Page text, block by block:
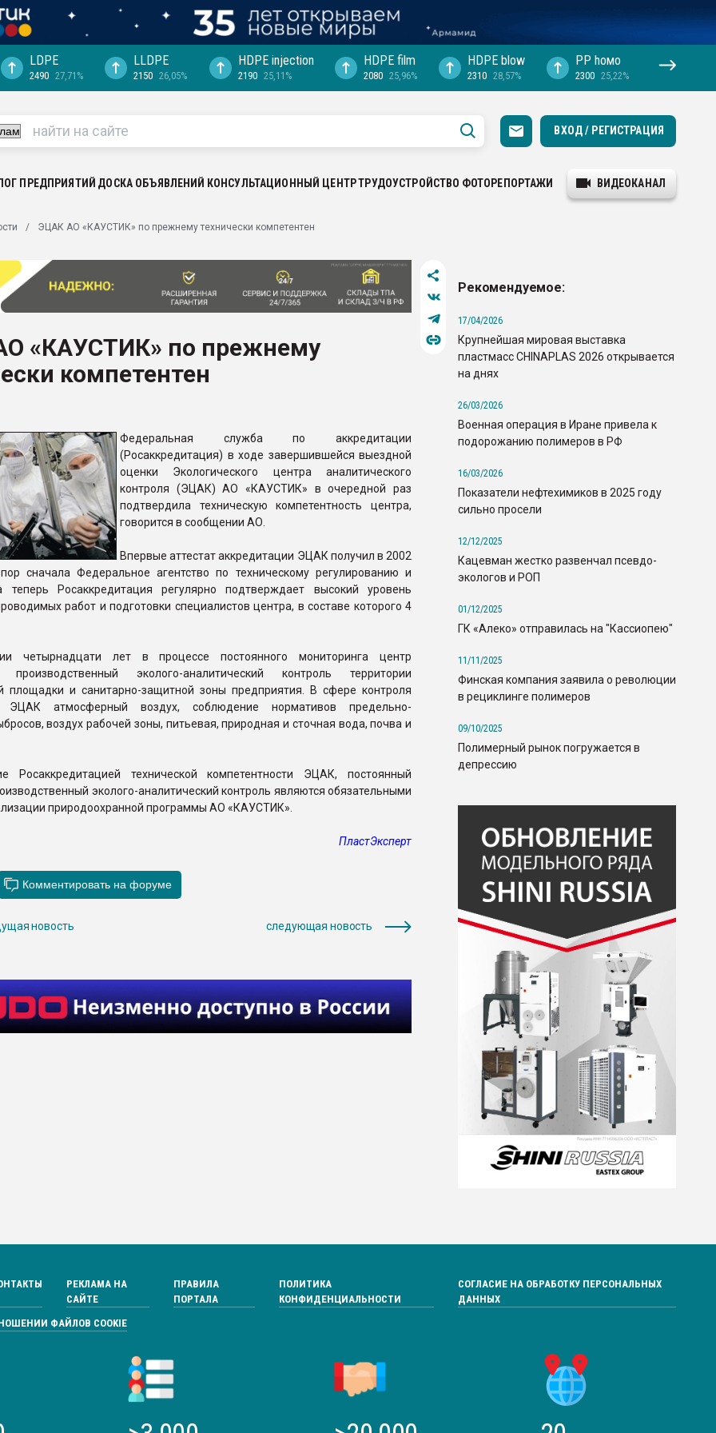
с.-в.
довольна
рынке
ПЭТ
для
цвет
LDPE
2490 27,71%
LLDPE
2150 26,05%
HDPE injection
2190 25,11%
HDPE film
2080 25,96%
HDPE blow
2310 28,57%
PP hомо
2300 25,22%
ВХОД / РЕГИСТРАЦИЯ
ПРЕДПРИЯТИЙ ДОСКА ОБЪЯВЛЕНИЙ КОНСУЛЬТАЦИОННЫЙ ЦЕНТРТРУДОУСТРОЙСТВО ФОТОРЕПОРТАЖИ ВИДЕОКАНАЛ
ЭЦАК АО «КАУСТИК» по прежнему технически компетентен
«КАУСТИК» по прежнему
компетентен
Федеральная служба по аккредитации
(Росаккредитация) в ходе завершившейся выездной
оценки Экологического центра аналитического
контроля (ЭЦАК) АО «КАУСТИК» в очередной раз
подтвердила техническую компетентность центра,
говорится в сообщении АО.
Впервые аттестат аккредитации ЭЦАК получил в 2002
сначала Федеральное агентство по техническому регулированию и
теперь Росаккредитация регулярно подтверждает высокий уровень
работ и подготовки специалистов центра, в составе которого 4
четырнадцати лет в процессе постоянного мониторинга центр
производственный эколого-аналитический контроль территории
площадки и санитарно-защитной зоны предприятия. В сфере контроля
ЭЦАК атмосферный воздух, соблюдение нормативов предельно-
воздух рабочей зоны, питьевая, природная и сточная вода, почва и
Росаккредитацией технической компетентности ЭЦАК, постоянный
эколого-аналитический контроль являются обязательными
природоохранной программы АО «КАУСТИК».
ПластЭксперт
новость следующая новость
Рекомендуемое:
17/04/2026
Крупнейшая мировая выставка
пластмасс CHINAPLAS 2026 открывается
на днях
26/03/2026
Военная операция в Иране привела к
подорожанию полимеров в РФ
16/03/2026
Показатели нефтехимиков в 2025 году
сильно просели
12/12/2025
Кацевман жестко развенчал псевдо-
экологов и РОП
01/12/2025
ГК «Алеко» отправилась на "Кассиопею"
11/11/2025
Финская компания заявила о революции
в рециклинге полимеров
09/10/2025
Полимерный рынок погружается в
депрессию
РЕКЛАМА НА
САЙТЕ
ПРАВИЛА
ПОРТАЛА
ПОЛИТИКА
КОНФИДЕНЦИАЛЬНОСТИ
СОГЛАСИЕ НА ОБРАБОТКУ ПЕРСОНАЛЬНЫХ
ДАННЫХ
ФАЙЛОВ COOKIE